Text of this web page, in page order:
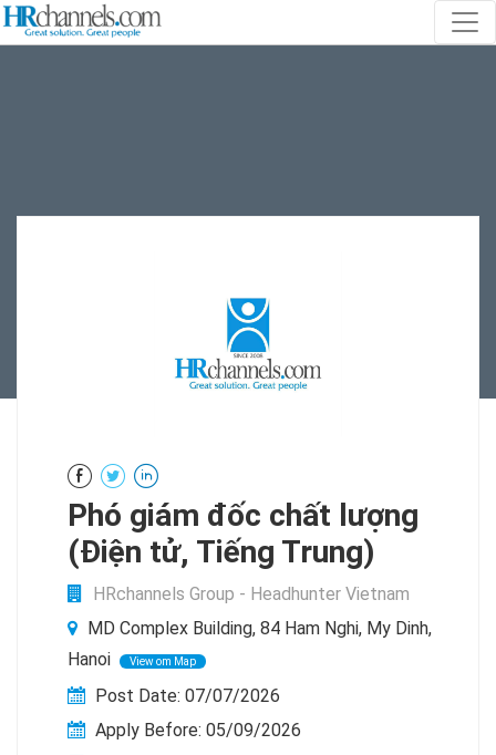
Phó giám đốc chất lượng
(Điện tử, Tiếng Trung)
HRchannels Group - Headhunter Vietnam
MD Complex Building, 84 Ham Nghi, My Dinh,
Hanoi
View om Map
Post Date: 07/07/2026
Apply Before: 05/09/2026